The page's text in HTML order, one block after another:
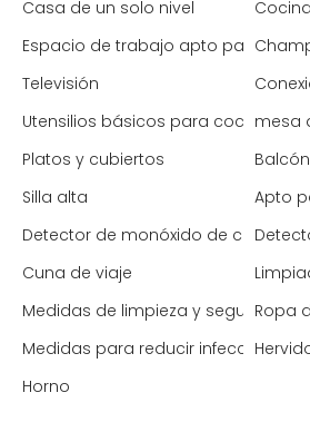
Casa de un solo nivel
Espacio de trabajo apto para
Televisión
Utensilios básicos para cocinarmesa
Platos y cubiertos
Silla alta
Apto
Detector de monóxido de carbono
Cuna de viaje
Medidas de limpieza y seguridad
Ropa
Medidas para reducir infecciones
Horno